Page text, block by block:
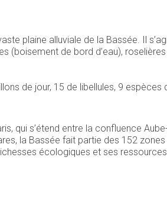
plaine alluviale de la Bassée. Il
(boisement de bord d’eau),
de jour, 15 de libellules, 9 espèces
qui s’étend entre la confluence
la Bassée fait partie des 152 zones
écologiques et ses ressources